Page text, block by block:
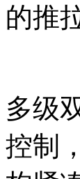
的推
多级
控制